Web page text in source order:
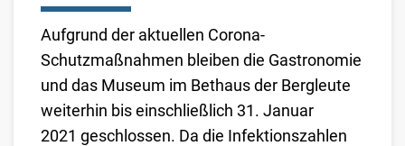
Aufgrund der aktuellen Corona-
Schutzmaßnahmen bleiben die Gastronomie
und das Museum im Bethaus der Bergleute
weiterhin bis einschließlich 31. Januar
2021 geschlossen. Da die Infektionszahlen